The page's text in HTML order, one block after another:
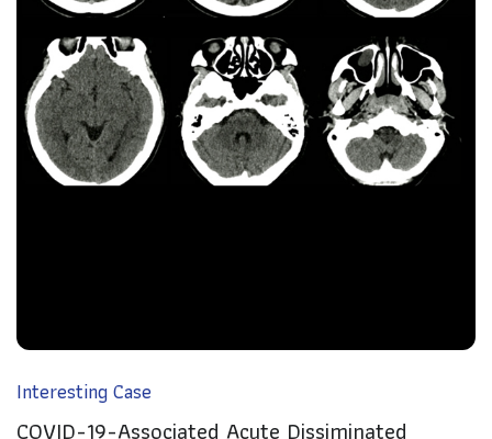
Interesting Case
COVID-19-Associated Acute Dissiminated